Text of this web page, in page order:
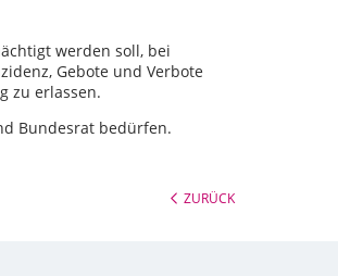
werden soll, bei
Gebote und Verbote
zu erlassen.
Bundesrat bedürfen.
ZURÜCK